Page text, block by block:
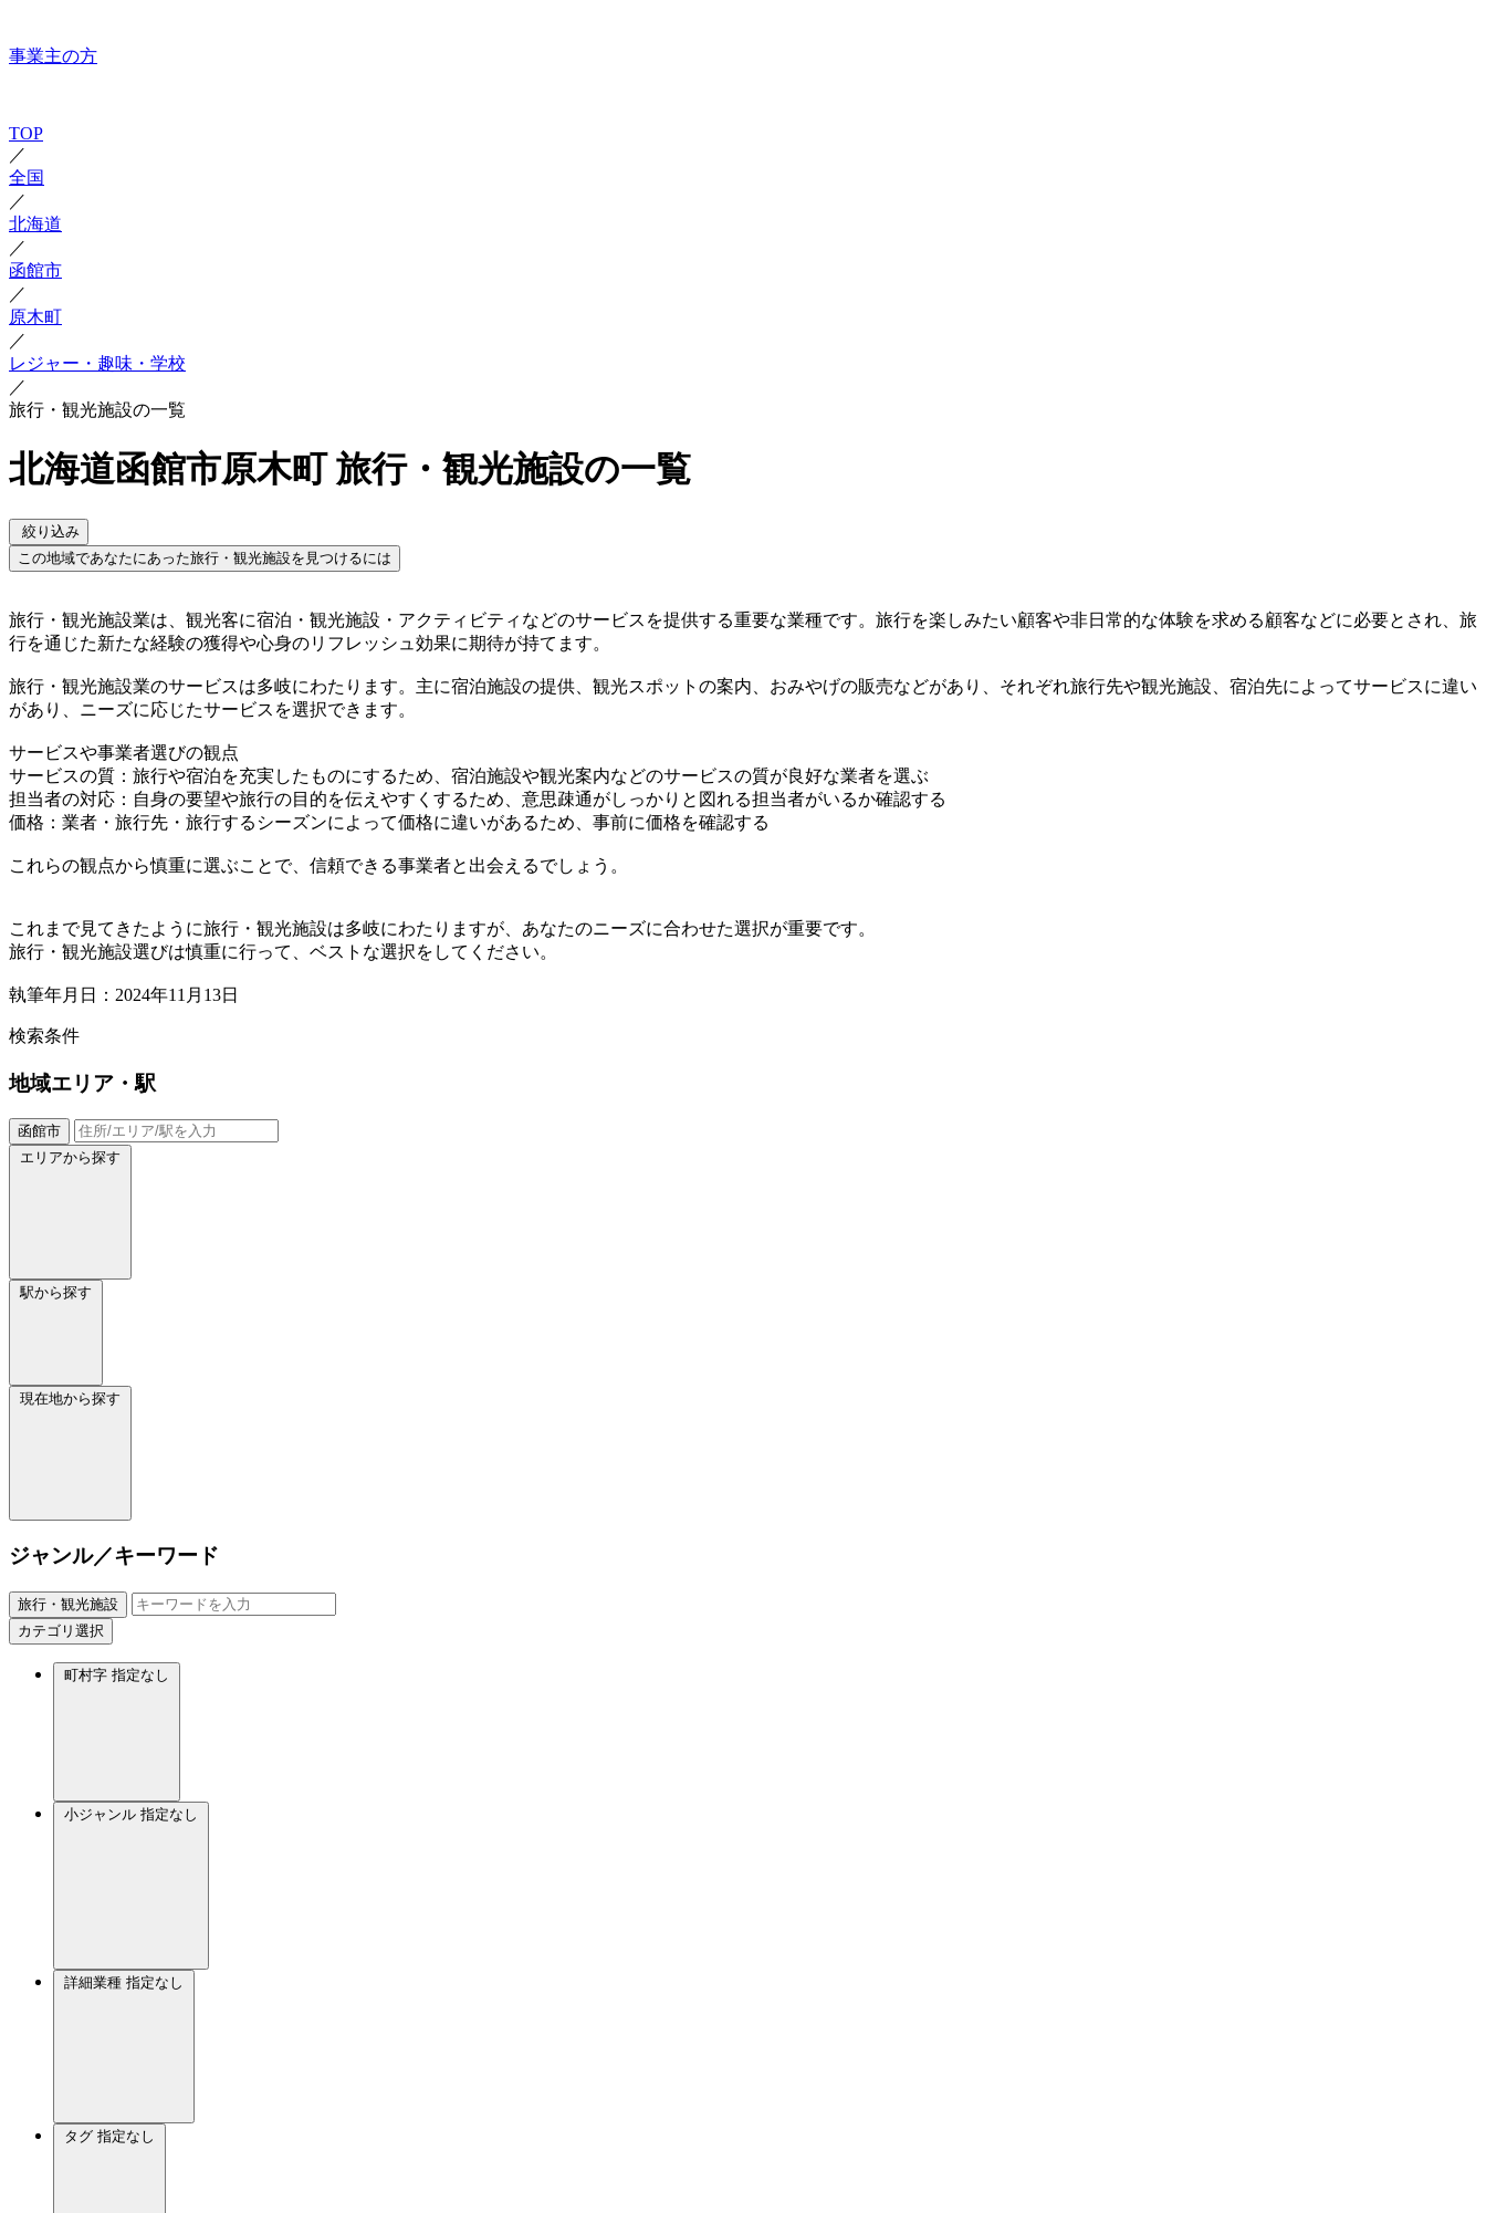
事業主の方
TOP
／
全国
／
北海道
／
函館市
／
原木町
／
レジャー・趣味・学校
／
旅行・観光施設の一覧
北海道函館市原木町 旅行・観光施設の一覧
絞り込み
この地域であなたにあった旅行・観光施設を見つけるには
旅行・観光施設業は、観光客に宿泊・観光施設・アクティビティなどのサービスを提供する重要な業種です。旅行を楽しみたい顧客や非日常的な体験を求める顧客などに必要とされ、旅
行を通じた新たな経験の獲得や心身のリフレッシュ効果に期待が持てます。
旅行・観光施設業のサービスは多岐にわたります。主に宿泊施設の提供、観光スポットの案内、おみやげの販売などがあり、それぞれ旅行先や観光施設、宿泊先によってサービスに違い
があり、ニーズに応じたサービスを選択できます。
サービスや事業者選びの観点
サービスの質：旅行や宿泊を充実したものにするため、宿泊施設や観光案内などのサービスの質が良好な業者を選ぶ
担当者の対応：自身の要望や旅行の目的を伝えやすくするため、意思疎通がしっかりと図れる担当者がいるか確認する
価格：業者・旅行先・旅行するシーズンによって価格に違いがあるため、事前に価格を確認する
これらの観点から慎重に選ぶことで、信頼できる事業者と出会えるでしょう。
これまで見てきたように旅行・観光施設は多岐にわたりますが、あなたのニーズに合わせた選択が重要です。
旅行・観光施設選びは慎重に行って、ベストな選択をしてください。
執筆年月日：2024年11月13日
検索条件
地域エリア・駅
函館市
エリアから探す
駅から探す
現在地から探す
ジャンル／キーワード
旅行・観光施設
カテゴリ選択
町村字 指定なし
小ジャンル 指定なし
詳細業種 指定なし
タグ 指定なし